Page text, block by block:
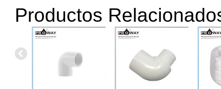
Productos